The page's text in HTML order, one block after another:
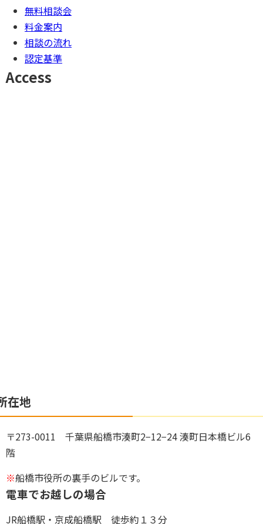
無料相談会
料金案内
相談の流れ
認定基準
Access
在地
〒273-0011 千葉県船橋市湊町2−12−24 湊町日本橋ビル6
階
※船橋市役所の裏手のビルです。
電車でお越しの場合
JR船橋駅・京成船橋駅 徒歩約１３分